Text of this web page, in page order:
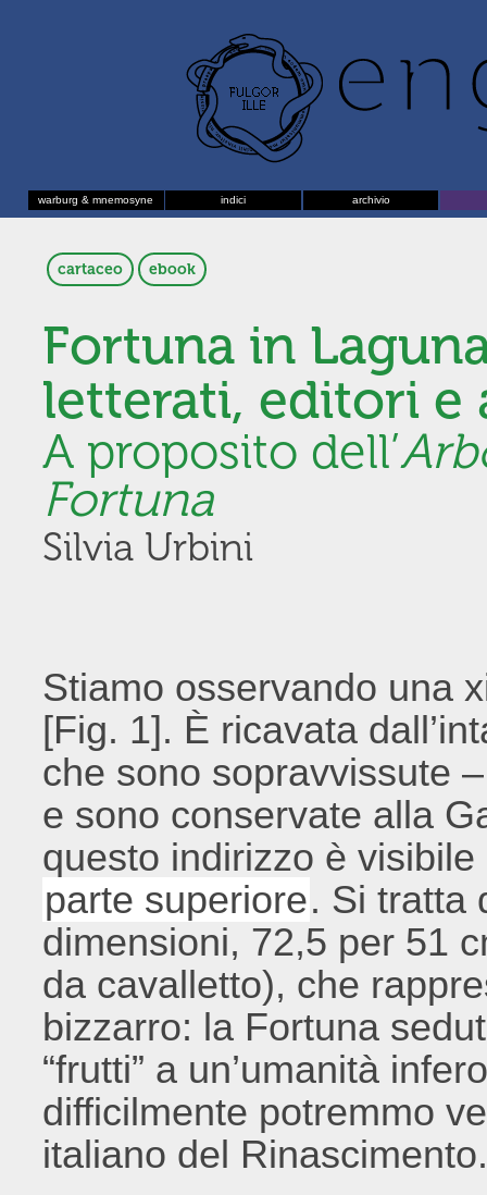
warburg & mnemosyne indici archivio
cartaceo ebook
Fortuna in
letterati, editori e
A proposito dell’
Fortuna
Silvia Urbini
Stiamo osservando una
[Fig. 1]. È ricavata
che sono sopravvissute
e sono conservate alla
questo indirizzo è
parte superiore. Si tratta
dimensioni, 72,5 per 51
da cavalletto), che
bizzarro: la Fortuna
“frutti” a un’umanità
difficilmente potremmo
italiano del